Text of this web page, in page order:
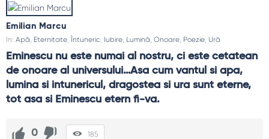
Emilian Marcu
In: Apă Eternitate Întuneric Iubire Lumină Onoare Poezie Ură
Eminescu nu este numai al nostru, ci este cetatean
de onoare al universului…Asa cum vantul si apa,
lumina si intunericul, dragostea si ura sunt eterne,
tot asa si Eminescu etern fi-va.
0 185